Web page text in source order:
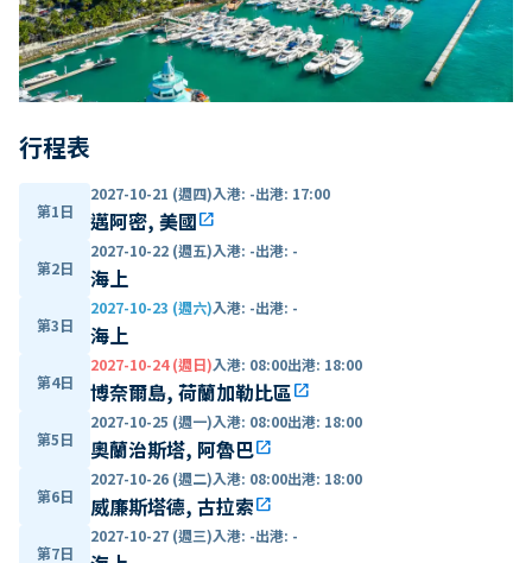
行程表
第1日
2027-10-21 (週四)入港: -出港: 17:00
邁阿密, 美國open_in_new
第2日
2027-10-22 (週五)入港: -出港: -
海上
第3日
2027-10-23 (週六)入港: -出港: -
海上
第4日
2027-10-24 (週日)入港: 08:00出港: 18:00
博奈爾島, 荷蘭加勒比區open_in_new
第5日
2027-10-25 (週一)入港: 08:00出港: 18:00
奧蘭治斯塔, 阿魯巴open_in_new
第6日
2027-10-26 (週二)入港: 08:00出港: 18:00
威廉斯塔德, 古拉索open_in_new
第7日
2027-10-27 (週三)入港: -出港: -